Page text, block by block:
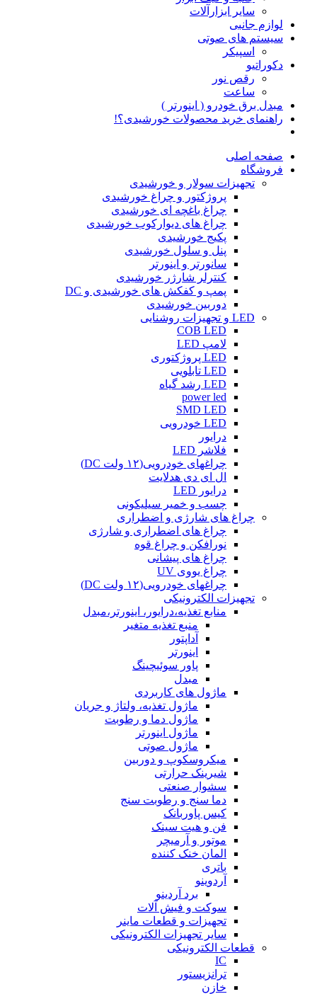
سایر ابزارآلات
لوازم جانبی
سیستم های صوتی
اسپیکر
دکوراتیو
رقص نور
ساعت
مبدل برق خودرو ( اینورتر )
راهنمای خرید محصولات خورشیدی؟!
صفحه اصلی
فروشگاه
تجهیزات سولار و خورشیدی
پروژکتور و چراغ خورشیدی
چراغ باغچه ای خورشیدی
چراغ های دیوارکوب خورشیدی
پکیج خورشیدی
پنل و سلول خورشیدی
سانورتر و اینورتر
کنترلر شارژر خورشیدی
پمپ و کفکش های خورشیدی و DC
دوربین خورشیدی
LED و تجهیزات روشنایی
COB LED
لامپ LED
LED پروژکتوری
LED تابلویی
LED رشد گیاه
power led
SMD LED
LED خودرویی
درایور
فلاشر LED
چراغهای خودرویی(۱۲ ولت DC)
ال ای دی هدلایت
درایور LED
چسب و خمیر سیلیکونی
چراغ های شارژی و اضطراری
چراغ های اضطراری و شارژی
نورافکن و چراغ قوه
چراغ های پیشانی
چراغ یووی UV
چراغهای خودرویی(۱۲ ولت DC)
تجهیزات الکترونیکی
منابع تغذیه،درایور، اینورتر،مبدل
منبع تغذیه متغیر
آداپتور
اینورتر
پاور سوئیچینگ
مبدل
ماژول های کاربردی
ماژول تغذیه، ولتاژ و جریان
ماژول دما و رطوبت
ماژول اینورتر
ماژول صوتی
میکروسکوپ و دوربین
شیرینک حرارتی
سشوار صنعتی
دما سنج و رطوبت سنج
کیس پاوربانک
فن و هیت سینک
موتور و آرمیچر
المان خنک کننده
باتری
آردوینو
برد آردینو
سوکت و فیش آلات
تجهیزات و قطعات ماینر
سایر تجهیزات الکترونیکی
قطعات الکترونیکی
IC
ترانزیستور
خازن